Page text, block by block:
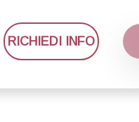
RICHIEDI INFO